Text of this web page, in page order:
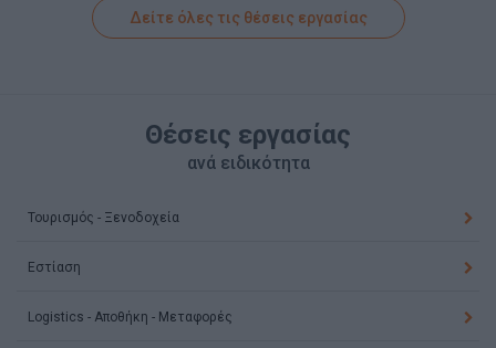
Δείτε όλες τις θέσεις εργασίας
Θέσεις εργασίας
ανά ειδικότητα
Τουρισμός - Ξενοδοχεία
Εστίαση
Logistics - Αποθήκη - Μεταφορές